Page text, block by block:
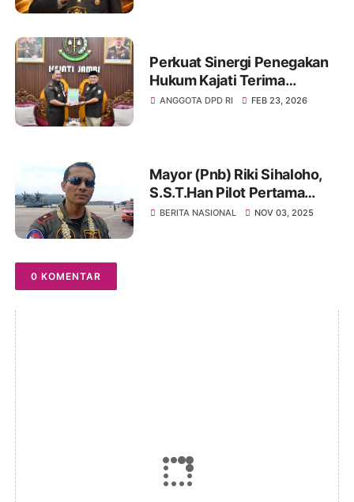
Perkuat Sinergi Penegakan
Hukum Kajati Terima
Audensi Anggota DPD Dapil
ANGGOTA DPD RI FEB 23, 2026
Mayor (Pnb) Riki Sihaloho,
S.S.T.Han Pilot Pertama
Terbangkan Pesawat Jenis
BERITA NASIONAL NOV 03, 2025
0 KOMENTAR